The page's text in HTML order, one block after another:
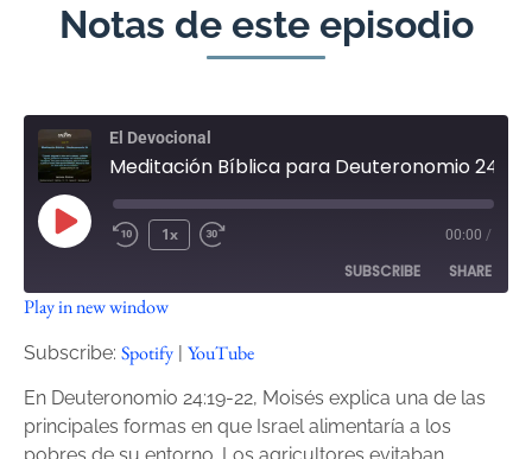
Notas de este episodio
El Devocional
1x 00:00 /
SUBSCRIBE SHARE
Spotify
SHARE
LINK
EMBED
Play in new window
Subscribe: Spotify | YouTube
En Deuteronomio 24:19-22, Moisés explica una de las
principales formas en que Israel alimentaría a los